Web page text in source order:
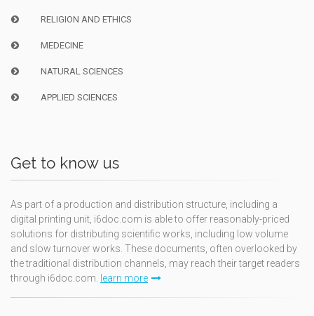
RELIGION AND ETHICS
MEDECINE
NATURAL SCIENCES
APPLIED SCIENCES
Get to know us
As part of a production and distribution structure, including a
digital printing unit, i6doc.com is able to offer reasonably-priced
solutions for distributing scientific works, including low volume
and slow turnover works. These documents, often overlooked by
the traditional distribution channels, may reach their target readers
through i6doc.com. learn more